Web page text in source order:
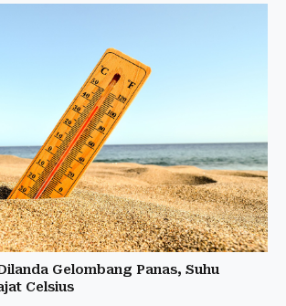
Gelombang Panas, Suhu
Celsius